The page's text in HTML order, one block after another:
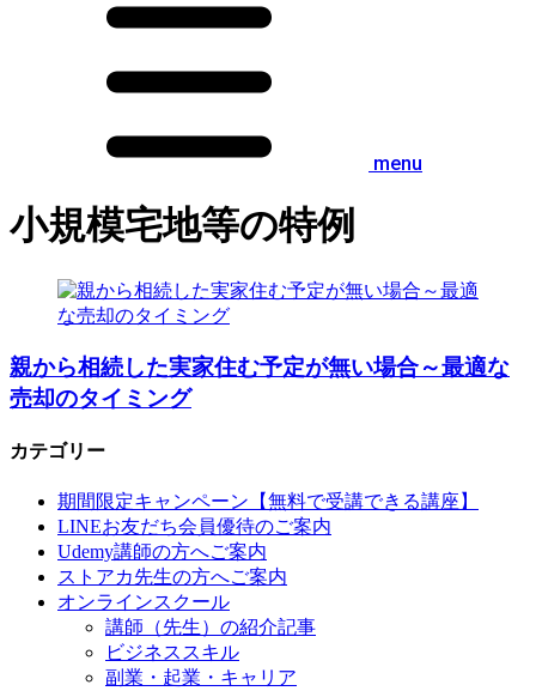
menu
小規模宅地等の特例
親から相続した実家住む予定が無い場合～最適な
売却のタイミング
カテゴリー
期間限定キャンペーン【無料で受講できる講座】
LINEお友だち会員優待のご案内
Udemy講師の方へご案内
ストアカ先生の方へご案内
オンラインスクール
講師（先生）の紹介記事
ビジネススキル
副業・起業・キャリア